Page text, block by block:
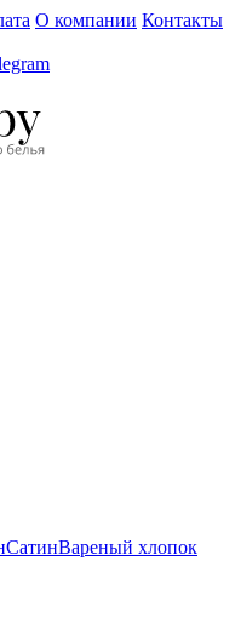
О компании Контакты
СатинВареный хлопок